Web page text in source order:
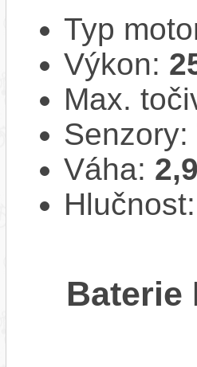
Typ
Výkon:
Max.
Senzory:
Váha:
Hlučnost:
Baterie